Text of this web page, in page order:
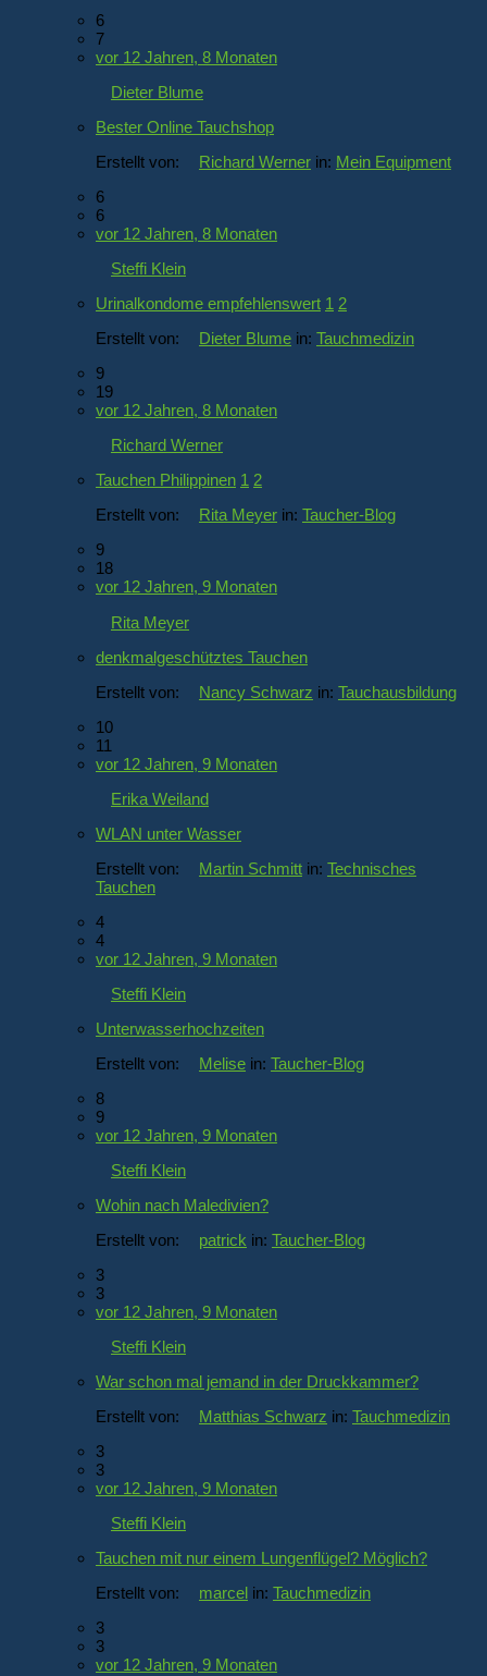
6
7
vor 12 Jahren, 8 Monaten
Dieter Blume
Bester Online Tauchshop
Erstellt von:
Richard Werner in: Mein Equipment
6
6
vor 12 Jahren, 8 Monaten
Steffi Klein
Urinalkondome empfehlenswert 1 2
Erstellt von:
Dieter Blume in: Tauchmedizin
9
19
vor 12 Jahren, 8 Monaten
Richard Werner
Tauchen Philippinen 1 2
Erstellt von:
Rita Meyer in: Taucher-Blog
9
18
vor 12 Jahren, 9 Monaten
Rita Meyer
denkmalgeschütztes Tauchen
Erstellt von:
Nancy Schwarz in: Tauchausbildung
10
11
vor 12 Jahren, 9 Monaten
Erika Weiland
WLAN unter Wasser
Erstellt von:
Martin Schmitt in: Technisches
Tauchen
4
4
vor 12 Jahren, 9 Monaten
Steffi Klein
Unterwasserhochzeiten
Erstellt von:
Melise in: Taucher-Blog
8
9
vor 12 Jahren, 9 Monaten
Steffi Klein
Wohin nach Maledivien?
Erstellt von:
patrick in: Taucher-Blog
3
3
vor 12 Jahren, 9 Monaten
Steffi Klein
War schon mal jemand in der Druckkammer?
Erstellt von:
Matthias Schwarz in: Tauchmedizin
3
3
vor 12 Jahren, 9 Monaten
Steffi Klein
Tauchen mit nur einem Lungenflügel? Möglich?
Erstellt von:
marcel in: Tauchmedizin
3
3
vor 12 Jahren, 9 Monaten